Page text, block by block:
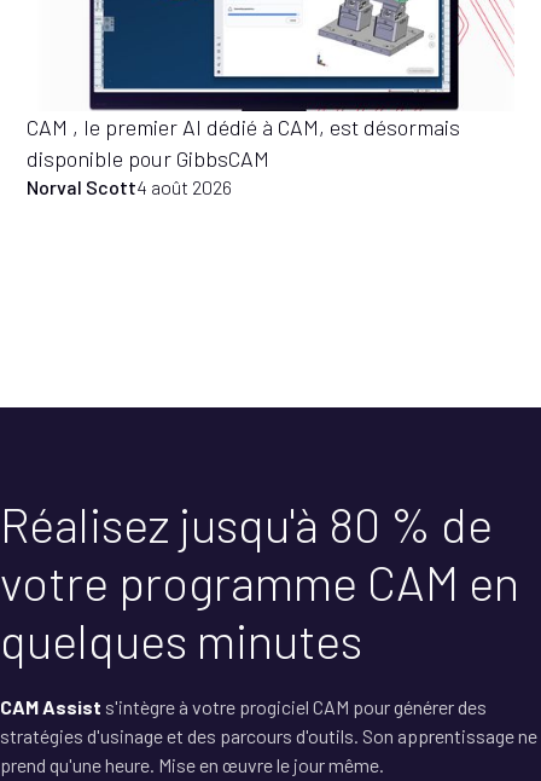
CAM , le premier AI dédié à CAM, est désormais
disponible pour GibbsCAM
Norval Scott4 août 2026
Réalisez jusqu'à 80 % de
votre programme CAM en
quelques minutes
CAM Assist s'intègre à votre progiciel CAM pour générer des
stratégies d'usinage et des parcours d'outils. Son apprentissage ne
prend qu'une heure. Mise en œuvre le jour même.